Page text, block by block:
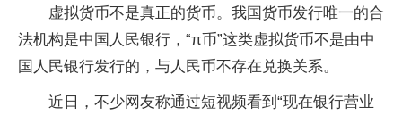
虚拟货币不是真正的货币。我国货币发行唯一的合
法机构是中国人民银行，“π币”这类虚拟货币不是由中
国人民银行发行的，与人民币不存在兑换关系。
近日，不少网友称通过短视频看到“现在银行营业